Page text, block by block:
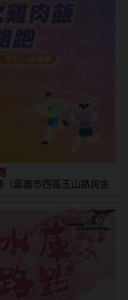
嘉義市西區玉山路與金